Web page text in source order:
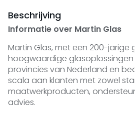
Beschrijving
Informatie over Martin Glas
Martin Glas, met een 200-jarige
hoogwaardige glasoplossingen
provincies van Nederland en
scala aan klanten met zowel
maatwerkproducten,
advies.